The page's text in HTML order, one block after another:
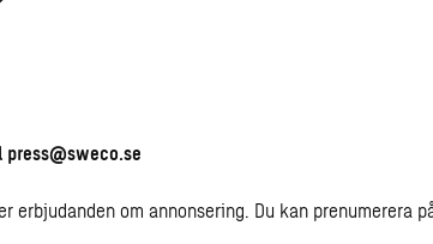
press@sweco.se
om annonsering. Du kan prenumerera